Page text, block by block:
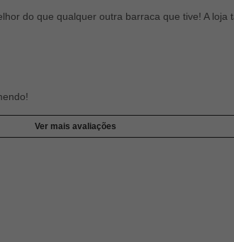
do que qualquer outra barraca que tive! A
Ver mais avaliações